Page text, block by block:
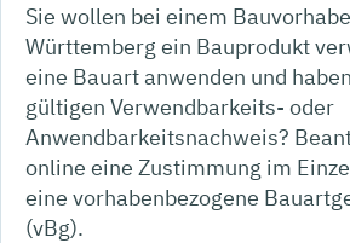
Sie wollen bei einem
Württemberg ein Bauprodukt
eine Bauart anwenden und
gültigen Verwendbarkeits- oder
Anwendbarkeitsnachweis?
online eine Zustimmung im
eine vorhabenbezogene
(vBg).